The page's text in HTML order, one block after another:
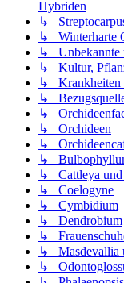
Hybriden
↳
↳ Winterharte
↳ Unbekannte
↳ Kultur,
↳ Krankheiten
↳
↳
↳ Orchideen
↳
↳
↳ Cattleya und
↳ Coelogyne
↳ Cymbidium
↳ Dendrobium
↳
↳ Masdevallia
↳